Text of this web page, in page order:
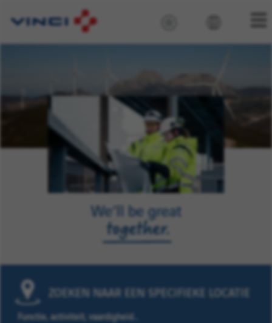
ZOEKEN NAAR EEN SPECIFIEKE LOCATIE
Functie, activiteit, vaardigheid…